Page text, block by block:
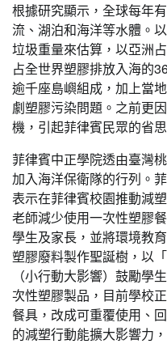
根據研究顯示，全球每年
流、湖泊和海洋等水體。
垃圾重量來估算，以亞洲
占全世界塑膠排放入海的
逾千座島嶼組成，加上當
劇塑膠污染問題。之前更
機，引起菲律賓民眾的省
菲律賓中正學院透由臺灣
加入海洋保衛隊的行列。
表示在菲律賓校園推動減
老師減少使用一次性塑膠
學生及家長，並將環境教
塑膠廢料製作聖誕樹，以
（小行動大影響）鼓勵學
次性塑膠製品，目前學校
餐具，改成可重覆使用、
的減塑行動能擴大影響力